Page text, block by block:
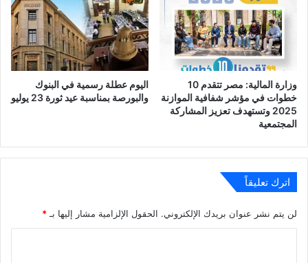
وزارة المالية: مصر تتقدم 10
خطوات في مؤشر شفافية الموازنة
2025 وتستهدف تعزيز المشاركة
المجتمعية
اليوم عطلة رسمية في البنوك
والبورصة بمناسبة عيد ثورة 23 يوليو
اترك تعليقاً
لن يتم نشر عنوان بريدك الإلكتروني. الحقول الإلزامية مشار إليها بـ*